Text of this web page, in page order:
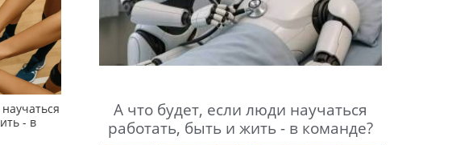
- в
А что будет, если люди научаться
работать, быть и жить - в команде?